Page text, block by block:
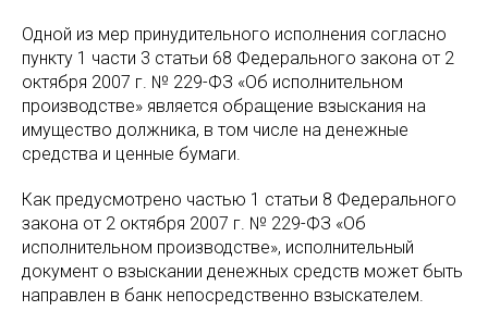
Одной из мер принудительного исполнения согласно
пункту 1 части 3 статьи 68 Федерального закона от 2
октября 2007 г. № 229-ФЗ «Об исполнительном
производстве» является обращение взыскания на
имущество должника, в том числе на денежные
средства и ценные бумаги.
Как предусмотрено частью 1 статьи 8 Федерального
закона от 2 октября 2007 г. № 229-ФЗ «Об
исполнительном производстве», исполнительный
документ о взыскании денежных средств может быть
направлен в банк непосредственно взыскателем.